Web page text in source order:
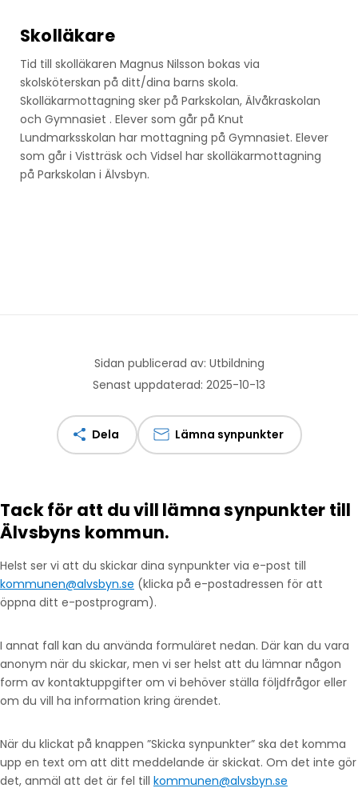
Skolläkare
Tid till skolläkaren Magnus Nilsson bokas via
skolsköterskan på ditt/dina barns skola.
Skolläkarmottagning sker på Parkskolan, Älvåkraskolan
och Gymnasiet . Elever som går på Knut
Lundmarksskolan har mottagning på Gymnasiet. Elever
som går i Vistträsk och Vidsel har skolläkarmottagning
på Parkskolan i Älvsbyn.
Sidan publicerad av: Utbildning
Senast uppdaterad: 2025-10-13
Dela Lämna synpunkter
Tack för att du vill lämna synpunkter till
Älvsbyns kommun.
Helst ser vi att du skickar dina synpunkter via e-post till
kommunen@alvsbyn.se (klicka på e-postadressen för att
öppna ditt e-postprogram).
I annat fall kan du använda formuläret nedan. Där kan du vara
anonym när du skickar, men vi ser helst att du lämnar någon
form av kontaktuppgifter om vi behöver ställa följdfrågor eller
om du vill ha information kring ärendet.
När du klickat på knappen ”Skicka synpunkter” ska det komma
upp en text om att ditt meddelande är skickat. Om det inte gör
det, anmäl att det är fel till kommunen@alvsbyn.se